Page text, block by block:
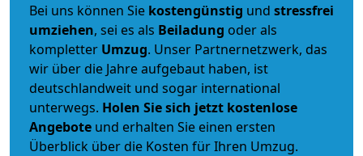
Bei uns können Sie kostengünstig und stressfrei
umziehen, sei es als Beiladung oder als
kompletter Umzug. Unser Partnernetzwerk, das
wir über die Jahre aufgebaut haben, ist
deutschlandweit und sogar international
unterwegs. Holen Sie sich jetzt kostenlose
Angebote und erhalten Sie einen ersten
Überblick über die Kosten für Ihren Umzug.